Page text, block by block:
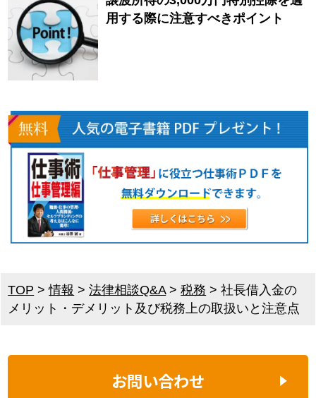
用する際に注意すべきポイント
TOP >情報 >法律相談Q&A>税務 >社長借入金の
メリット・デメリット及び税務上の取扱いと注意点
お問い合わせ